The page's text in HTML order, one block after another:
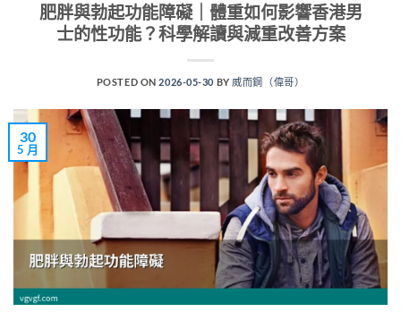
肥胖與勃起功能障礙｜體重如何影響香港男
士的性功能？科學解讀與減重改善方案
POSTED ON2026-05-30 BY 威而鋼（偉哥）
30
5 月